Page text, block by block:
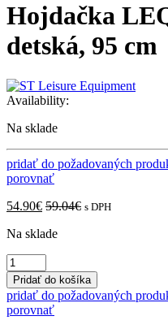
Hojdačka
detská, 95 cm
Availability:
Na sklade
pridať do požadovaných
porovnať
54.90€ 59.04€ s DPH
Na sklade
Hojdačka
LEQ
ARACHNE,
detská,
95
Pridať do košíka
pridať do požadovaných
porovnať